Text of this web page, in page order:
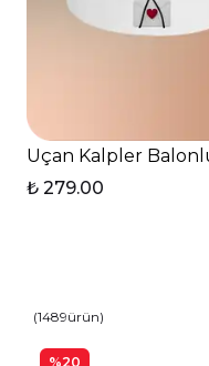
Uçan Kalpler
₺ 279.00
(1489ürün)
%20